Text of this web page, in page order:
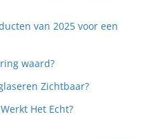
van 2025 voor een
waard?
Zichtbaar?
Het Echt?